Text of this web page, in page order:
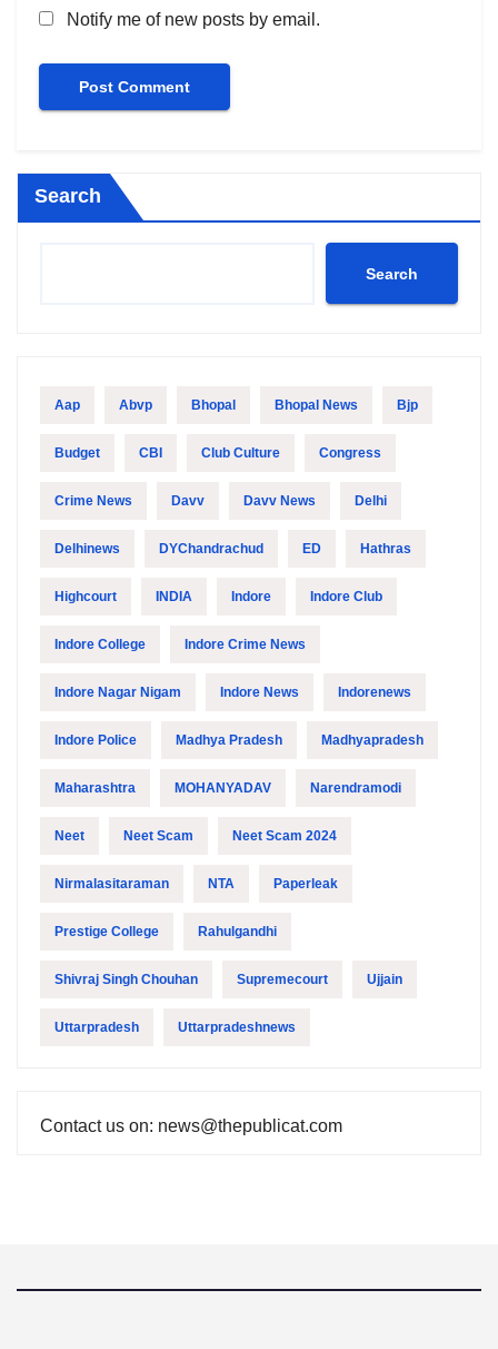
Notify me of new posts by email.
Search
Search
Aap Abvp Bhopal Bhopal News Bjp
Budget CBI Club Culture Congress
Crime News Davv Davv News Delhi
Delhinews DYChandrachud ED Hathras
Highcourt INDIA Indore Indore Club
Indore College Indore Crime News
Indore Nagar Nigam Indore News Indorenews
Indore Police Madhya Pradesh Madhyapradesh
Maharashtra MOHANYADAV Narendramodi
Neet Neet Scam Neet Scam 2024
Nirmalasitaraman NTA Paperleak
Prestige College Rahulgandhi
Shivraj Singh Chouhan Supremecourt Ujjain
Uttarpradesh Uttarpradeshnews
Contact us on: news@thepublicat.com